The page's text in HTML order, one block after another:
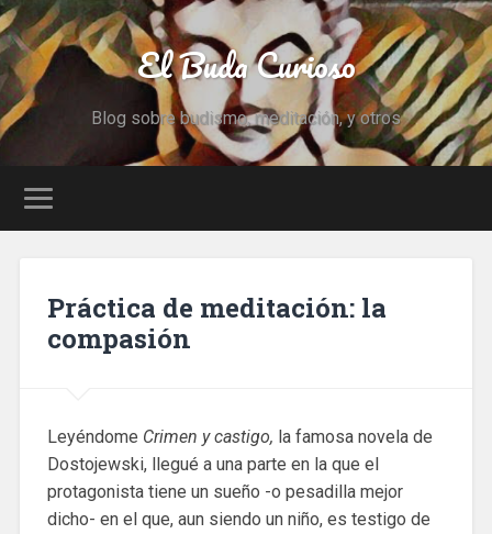
El Buda Curioso
Blog sobre budismo, meditación, y otros
Práctica de meditación: la
compasión
Leyéndome Crimen y castigo, la famosa novela de
Dostojewski, llegué a una parte en la que el
protagonista tiene un sueño -o pesadilla mejor
dicho- en el que, aun siendo un niño, es testigo de